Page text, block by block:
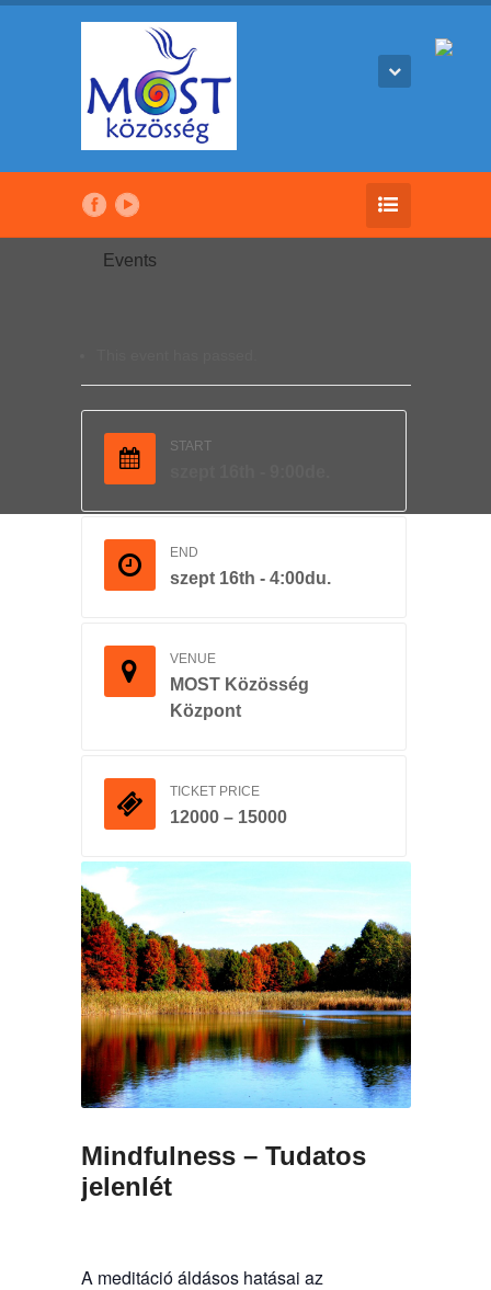
Events
START
END
szept 16th - 4:00du.
VENUE
MOST Közösség
Központ
TICKET PRICE
12000 – 15000
Mindfulness – Tudatos
jelenlét
A meditáció áldásos hatásai az